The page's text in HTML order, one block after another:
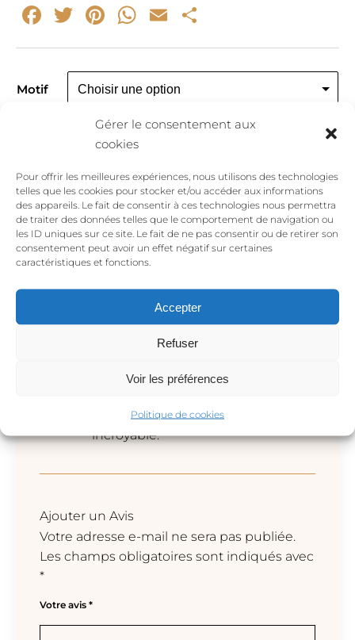
Gérer le consentement aux
cookies
Pour offrir les meilleures expériences, nous utilisons des technologies
telles que les cookies pour stocker et/ou accéder aux informations
des appareils. Le fait de consentir à ces technologies nous permettra
de traiter des données telles que le comportement de navigation ou
les ID uniques sur ce site. Le fait de ne pas consentir ou de retirer son
consentement peut avoir un effet négatif sur certaines
caractéristiques et fonctions.
Accepter
Refuser
Voir les préférences
Politique de cookies
Facebook
Twitter
Pinterest
WhatsApp
Email
Motif
de
Bague
martelée
gravure
personnalisable
Ajouter au panier
Avis
(client confirmé)
J’ai choisi de graver trois initiales,
gravure est superbe et la bague
incroyable.
Ajouter un Avis
Votre adresse e-mail ne sera pas publiée.
Les champs obligatoires sont indiqués avec
*
Votre avis *